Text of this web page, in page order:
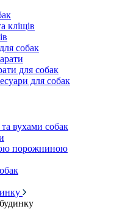
кліщів
собак
для собак
для собак
вухами собак
порожниною